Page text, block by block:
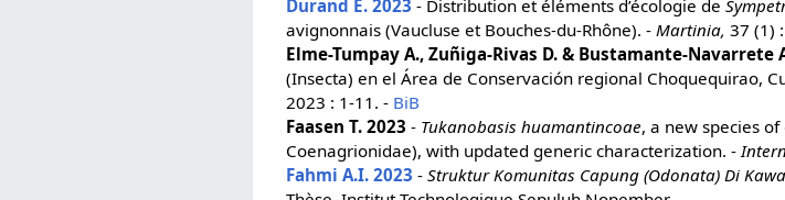
Durand E. 2023 - Distribution et éléments d’écologie de
avignonnais (Vaucluse et Bouches-du-Rhône). - Martinia, 37 (1)
Elme-Tumpay A., Zuñiga-Rivas D. & Bustamante-Navarrete
(Insecta) en el Área de Conservación regional Choquequirao,
2023 : 1-11. - BiB
Faasen T. 2023 - Tukanobasis huamantincoae, a new species
Coenagrionidae), with updated generic characterization. -
Fahmi A.I. 2023 -Struktur Komunitas Capung (Odonata) Di